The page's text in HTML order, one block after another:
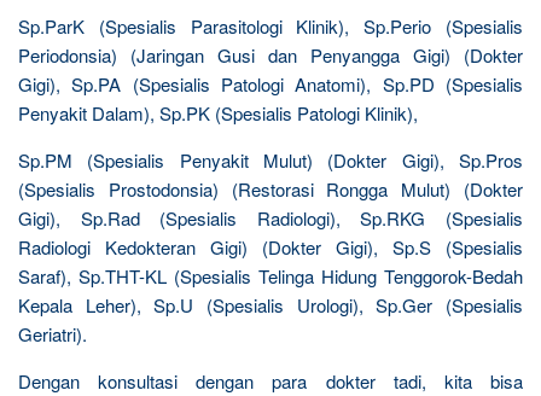
Sp.ParK (Spesialis Parasitologi Klinik), Sp.Perio (Spesialis
Periodonsia) (Jaringan Gusi dan Penyangga Gigi) (Dokter
Gigi), Sp.PA (Spesialis Patologi Anatomi), Sp.PD (Spesialis
Penyakit Dalam), Sp.PK (Spesialis Patologi Klinik),
Sp.PM (Spesialis Penyakit Mulut) (Dokter Gigi), Sp.Pros
(Spesialis Prostodonsia) (Restorasi Rongga Mulut) (Dokter
Gigi), Sp.Rad (Spesialis Radiologi), Sp.RKG (Spesialis
Radiologi Kedokteran Gigi) (Dokter Gigi), Sp.S (Spesialis
Saraf), Sp.THT-KL (Spesialis Telinga Hidung Tenggorok-Bedah
Kepala Leher), Sp.U (Spesialis Urologi), Sp.Ger (Spesialis
Geriatri).
Dengan konsultasi dengan para dokter tadi, kita bisa